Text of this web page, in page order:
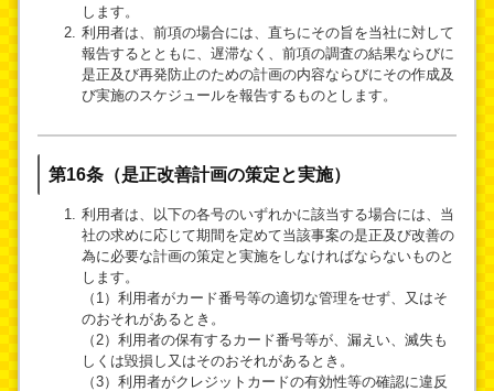
します。
利用者は、前項の場合には、直ちにその旨を当社に対して
報告するとともに、遅滞なく、前項の調査の結果ならびに
是正及び再発防止のための計画の内容ならびにその作成及
び実施のスケジュールを報告するものとします。
第16条（是正改善計画の策定と実施）
利用者は、以下の各号のいずれかに該当する場合には、当
社の求めに応じて期間を定めて当該事案の是正及び改善の
為に必要な計画の策定と実施をしなければならないものと
します。
（1）利用者がカード番号等の適切な管理をせず、又はそ
のおそれがあるとき。
（2）利用者の保有するカード番号等が、漏えい、滅失も
しくは毀損し又はそのおそれがあるとき。
（3）利用者がクレジットカードの有効性等の確認に違反